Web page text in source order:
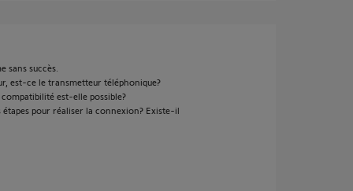
sans succès.
est-ce le transmetteur téléphonique?
est-elle possible?
pour réaliser la connexion? Existe-il